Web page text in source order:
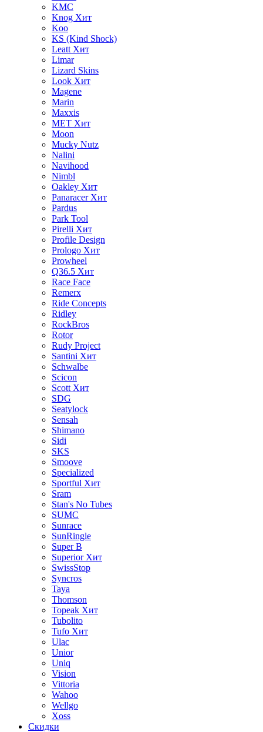
KMC
Knog Хит
Koo
KS (Kind Shock)
Leatt Хит
Limar
Lizard Skins
Look Хит
Magene
Marin
Maxxis
MET Хит
Moon
Mucky Nutz
Nalini
Navihood
Nimbl
Oakley Хит
Panaracer Хит
Pardus
Park Tool
Pirelli Хит
Profile Design
Prologo Хит
Prowheel
Q36.5 Хит
Race Face
Remerx
Ride Concepts
Ridley
RockBros
Rotor
Rudy Project
Santini Хит
Schwalbe
Scicon
Scott Хит
SDG
Seatylock
Sensah
Shimano
Sidi
SKS
Smoove
Specialized
Sportful Хит
Sram
Stan's No Tubes
SUMC
Sunrace
SunRingle
Super B
Superior Хит
SwissStop
Syncros
Taya
Thomson
Topeak Хит
Tubolito
Tufo Хит
Ulac
Unior
Uniq
Vision
Vittoria
Wahoo
Wellgo
Xoss
Скидки